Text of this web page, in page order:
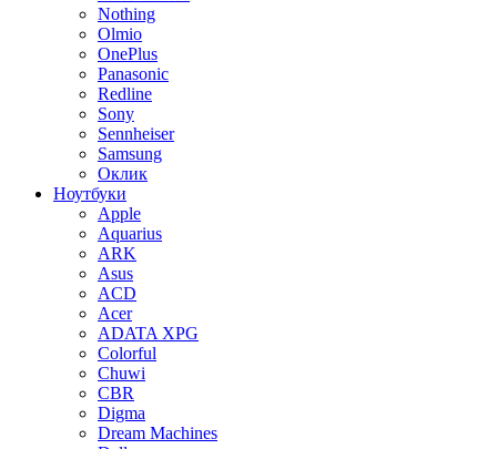
Nothing
Olmio
OnePlus
Panasonic
Redline
Sony
Sennheiser
Samsung
Оклик
Ноутбуки
Apple
Aquarius
ARK
Asus
ACD
Acer
ADATA XPG
Colorful
Chuwi
CBR
Digma
Dream Machines